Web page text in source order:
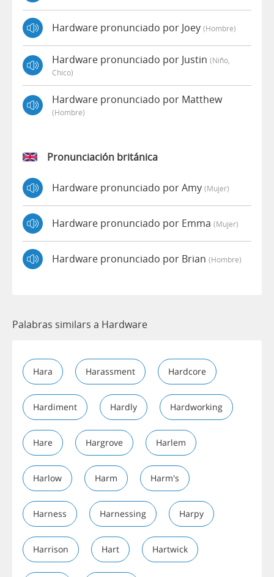
Hardware pronunciado por Joey (hombre)
Hardware pronunciado por Justin (niño,
Chico)
Hardware pronunciado por Matthew
(hombre)
Pronunciación británica
Hardware pronunciado por Amy (mujer)
Hardware pronunciado por Emma (mujer)
Hardware pronunciado por Brian (hombre)
Palabras similars a Hardware
Hara Harassment Hardcore
Hardiment Hardly Hardworking
Hare Hargrove Harlem
Harlow Harm Harm's
Harness Harnessing Harpy
Harrison Hart Hartwick